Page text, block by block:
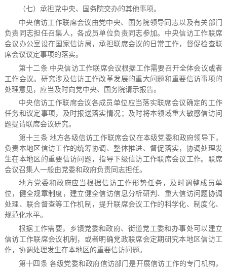
（七）承担党中央、国务院交办的其他事项。
中央信访工作联席会议由党中央、国务院领导同志以及有关部门
负责同志担任召集人，各成员单位负责同志参加。中央信访工作联席
会议办公室设在国家信访局，承担联席会议的日常工作，督促检查联
席会议议定事项的落实。
第十二条 中央信访工作联席会议根据工作需要召开全体会议或者
工作会议。研究涉及信访工作改革发展的重大问题和重要信访事项的
处理意见，应当及时向党中央、国务院请示报告。
中央信访工作联席会议各成员单位应当落实联席会议确定的工作
任务和议定事项，及时报送落实情况；及时将本领域重大敏感信访问
题提请联席会议研究。
第十三条 地方各级信访工作联席会议在本级党委和政府领导下，
负责本地区信访工作的统筹协调、整体推进、督促落实，协调处理发
生在本地区的重要信访问题，指导下级信访工作联席会议工作。联席
会议召集人一般由党委和政府负责同志担任。
地方党委和政府应当根据信访工作形势任务，及时调整成员单
位，健全规章制度，建立健全信访信息分析研判、重大信访问题协调
处理、联合督查等工作机制，提升联席会议工作的科学化、制度化、
规范化水平。
根据工作需要，乡镇党委和政府、街道党工委和办事处可以建立
信访工作联席会议机制，或者明确党政联席会定期研究本地区信访工
作，协调处理发生在本地区的重要信访问题。
第十四条 各级党委和政府信访部门是开展信访工作的专门机构，